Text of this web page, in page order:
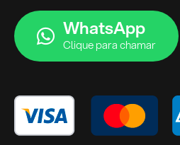
WhatsApp
Clique para chamar